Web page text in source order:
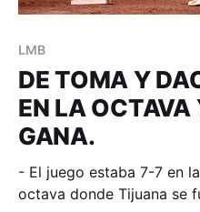
LMB
DE TOMA Y
EN LA OCTAVA
GANA.
- El juego estaba 7-7 en
octava donde Tijuana se